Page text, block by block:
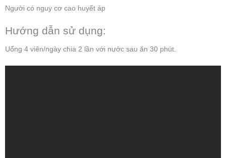
Người có nguy cơ cao huyết áp
Hướng dẫn sử dụng:
Uống 4 viên/ngày chia 2 lần với nước sau ăn 30 phút.